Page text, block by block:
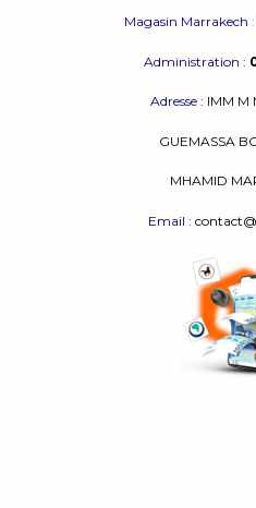
Magasin Marrakech :
Administration :
Adresse : IMM M
GUEMASSA
MHAMID
Email :